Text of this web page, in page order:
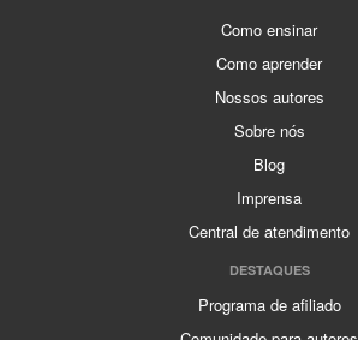
Como ensinar
Como aprender
Nossos autores
Sobre nós
Blog
Imprensa
Central de atendimento
DESTAQUES
Programa de afiliado